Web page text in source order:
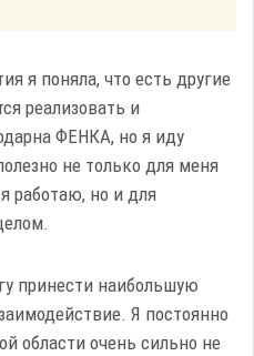
я поняла, что есть другие
реализовать и
ФЕНКА, но я иду
не только для меня
работаю, но и для
принести наибольшую
Я постоянно
области очень сильно не